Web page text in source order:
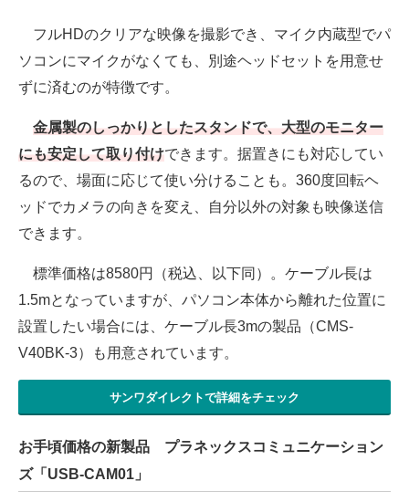
フルHDのクリアな映像を撮影でき、マイク内蔵型でパ
ソコンにマイクがなくても、別途ヘッドセットを用意せ
ずに済むのが特徴です。
金属製のしっかりとしたスタンドで、大型のモニター
にも安定して取り付けできます。据置きにも対応してい
るので、場面に応じて使い分けることも。360度回転ヘ
ッドでカメラの向きを変え、自分以外の対象も映像送信
できます。
標準価格は8580円（税込、以下同）。ケーブル長は
1.5mとなっていますが、パソコン本体から離れた位置に
設置したい場合には、ケーブル長3mの製品（CMS-
V40BK-3）も用意されています。
サンワダイレクトで詳細をチェック
お手頃価格の新製品 プラネックスコミュニケーション
ズ「USB-CAM01」